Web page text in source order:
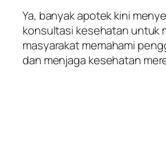
Ya, banyak apotek kini
konsultasi kesehatan untuk
masyarakat memahami
dan menjaga kesehatan